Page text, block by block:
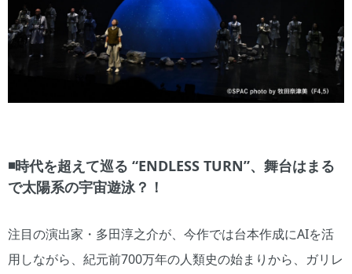
◾️時代を超えて巡る “ENDLESS TURN”、舞台はまる
で太陽系の宇宙遊泳？！
注目の演出家・多田淳之介が、今作では台本作成にAIを活
用しながら、紀元前700万年の人類史の始まりから、ガリレ